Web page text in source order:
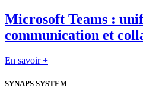
Microsoft Teams :
communication et
En savoir +
SYNAPS SYSTEM